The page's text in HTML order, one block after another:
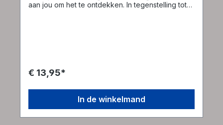
aan jou om het te ontdekken. In tegenstelling tot
finesse, creativiteit en een vleugje verfijning
geroerde martini geen pijn doen. Deze slimme
puzzel is ontworpen door meester-puzzelvakman
Vesa Timonen uit Finland en maakt deel uit van de
€ 13,95*
In de winkelmand